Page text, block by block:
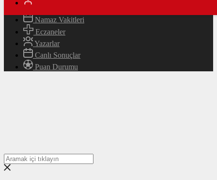
Namaz Vakitleri
Eczaneler
Yazarlar
Canlı Sonuçlar
Puan Durumu